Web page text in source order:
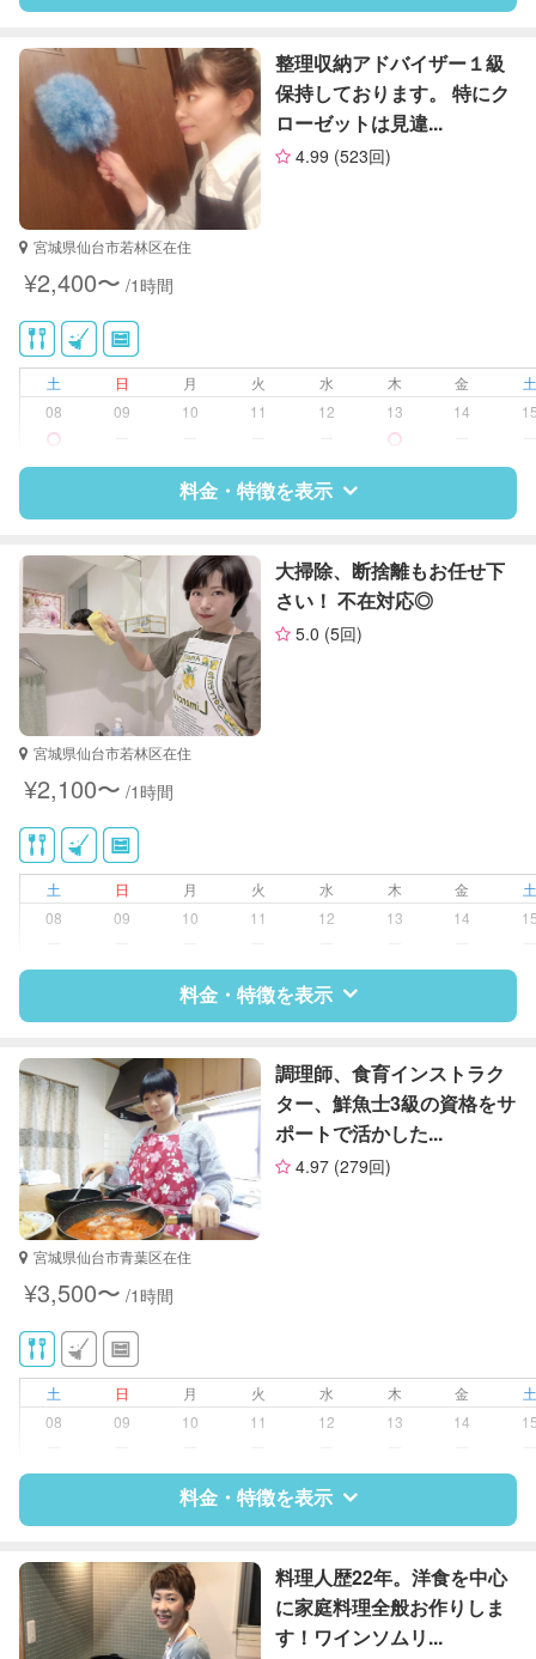
特徴 料金 レビュー
サポートの特徴
管理栄養士
対応可能/特徴
近隣買い物
整理収納アドバイザー１級
保持しております。 特にク
ローゼットは見違...
4.99 (523回)
宮城県仙台市若林区在住
¥2,400〜 /1時間
土 日 月 火 水 木 金
08
09 10 11 12 13 14
料金・特徴を表示
特徴 料金 レビュー
サポートの特徴
資格 整理収納アドバイザー1級
対応可能/特徴
掃除（洗面所、お風呂場、お手洗
ゴミの分別/ゴミ出し
近隣買い物
家庭料理
庭の手入れ/植木の水やり
片付け/整理整頓
大掃除、断捨離もお任せ下
さい！ 不在対応◎
5.0 (5回)
宮城県仙台市若林区在住
¥2,100〜 /1時間
土 日 月 火 水 木 金
08
09 10 11 12 13 14
料金・特徴を表示
特徴 料金 レビュー
サポートの特徴
資格 なし
対応可能/特徴
掃除（洗面所、お風呂場、お手洗
ゴミの分別/ゴミ出し
近隣買い物
家庭料理
片付け/整理整頓
調理師、食育インストラク
ター、鮮魚士3級の資格をサ
ポートで活かした...
4.97 (279回)
宮城県仙台市青葉区在住
¥3,500〜 /1時間
土 日 月 火 水 木 金
08
09 10 11 12 13 14
料金・特徴を表示
特徴 料金 レビュー
サポートの特徴
料理人歴22年。洋食を中心
に家庭料理全般お作りしま
す！ワインソムリ...